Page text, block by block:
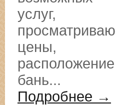
услуг,
просматриваю
цены,
расположение
бань...
Подробнее →